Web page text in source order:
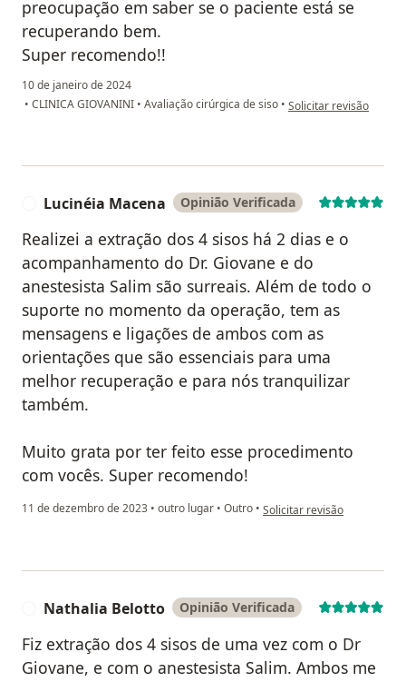
preocupação em saber se o paciente está se
recuperando bem.
Super recomendo!!
10 de janeiro de 2024
• CLINICA GIOVANINI • Avaliação cirúrgica de siso • na opinião do
Solicitar revisão
Lucinéia Macena Opinião Verificada
Realizei a extração dos 4 sisos há 2 dias e o
acompanhamento do Dr. Giovane e do
anestesista Salim são surreais. Além de todo o
suporte no momento da operação, tem as
mensagens e ligações de ambos com as
orientações que são essenciais para uma
melhor recuperação e para nós tranquilizar
também.
Muito grata por ter feito esse procedimento
com vocês. Super recomendo!
11 de dezembro de 2023 • outro lugar • Outro • na opinião do utilizador
Solicitar revisão
Nathalia Belotto Opinião Verificada
Fiz extração dos 4 sisos de uma vez com o Dr
Giovane, e com o anestesista Salim. Ambos me